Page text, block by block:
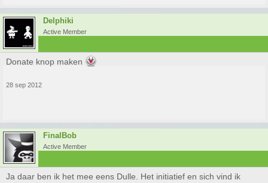
Delphiki
Active Member
Donate knop maken
28 sep 2012
FinalBob
Active Member
Ja daar ben ik het mee eens Dulle. Het initiatief en sich vind ik